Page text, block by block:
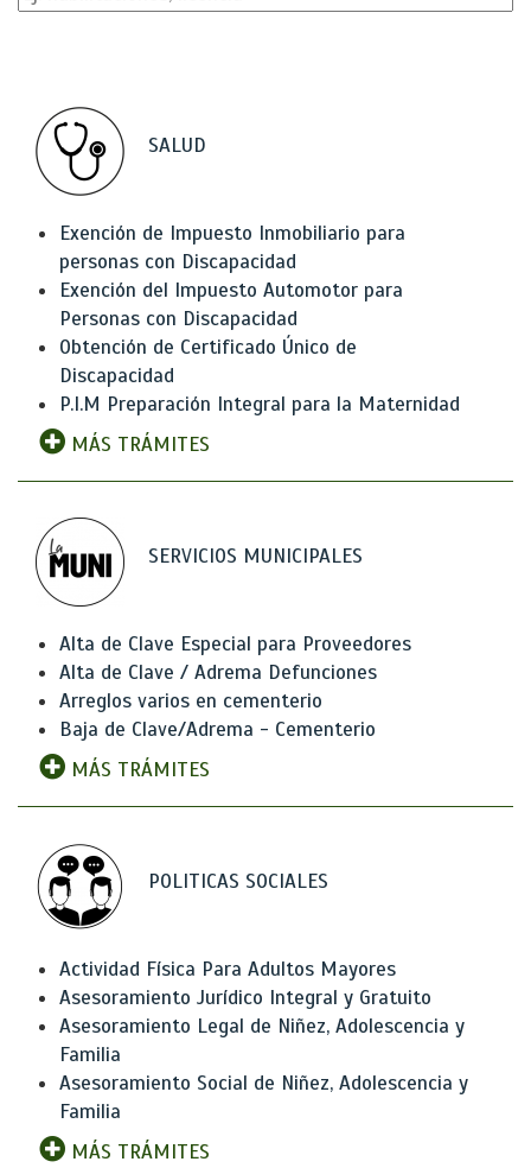
SALUD
Exención de Impuesto Inmobiliario para
personas con Discapacidad
Exención del Impuesto Automotor para
Personas con Discapacidad
Obtención de Certificado Único de
Discapacidad
P.I.M Preparación Integral para la Maternidad
MÁS TRÁMITES
SERVICIOS MUNICIPALES
Alta de Clave Especial para Proveedores
Alta de Clave / Adrema Defunciones
Arreglos varios en cementerio
Baja de Clave/Adrema - Cementerio
MÁS TRÁMITES
POLITICAS SOCIALES
Actividad Física Para Adultos Mayores
Asesoramiento Jurídico Integral y Gratuito
Asesoramiento Legal de Niñez, Adolescencia y
Familia
Asesoramiento Social de Niñez, Adolescencia y
Familia
MÁS TRÁMITES